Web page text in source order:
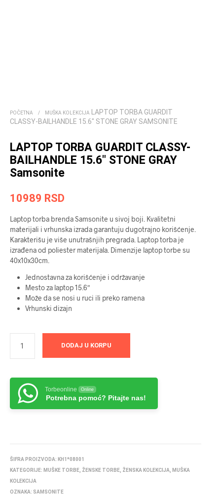
POČETNA / MUŠKA KOLEKCIJA LAPTOP TORBA GUARDIT
CLASSY-BAILHANDLE 15.6″ STONE GRAY SAMSONITE
LAPTOP TORBA GUARDIT CLASSY-
BAILHANDLE 15.6″ STONE GRAY
Samsonite
10989 RSD
Laptop torba brenda Samsonite u sivoj boji. Kvalitetni
materijali i vrhunska izrada garantuju dugotrajno korišćenje.
Karakterišu je više unutrašnjih pregrada. Laptop torba je
izrađena od poliester materijala. Dimenzije laptop torbe su
40x10x30cm.
Jednostavna za korišćenje i održavanje
Mesto za laptop 15.6″
Može da se nosi u ruci ili preko ramena
Vrhunski dizajn
DODAJ U KORPU
Torbeonline Online
Potrebna pomoć? Pitajte nas!
ŠIFRA PROIZVODA: KH1*08001
KATEGORIJE: MUŠKE TORBE ŽENSKE TORBE ŽENSKA KOLEKCIJA
MUŠKA
KOLEKCIJA
OZNAKA: SAMSONITE